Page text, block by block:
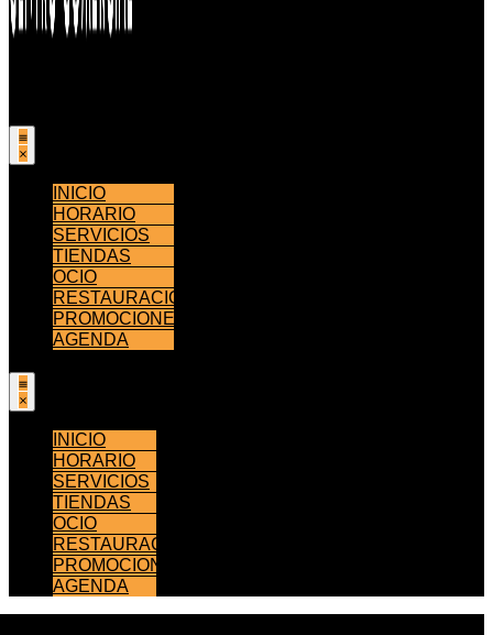
INICIO
HORARIO
SERVICIOS
TIENDAS
OCIO
RESTAURACIÓN
PROMOCIONES
AGENDA
INICIO
HORARIO
SERVICIOS
TIENDAS
OCIO
RESTAURACIÓN
PROMOCIONES
AGENDA